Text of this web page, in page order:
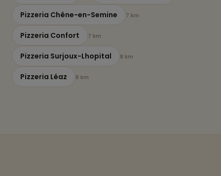
Pizzeria Chêne-en-Semine 7 km
Pizzeria Confort 7 km
Pizzeria Surjoux-Lhopital 8 km
Pizzeria Léaz 8 km